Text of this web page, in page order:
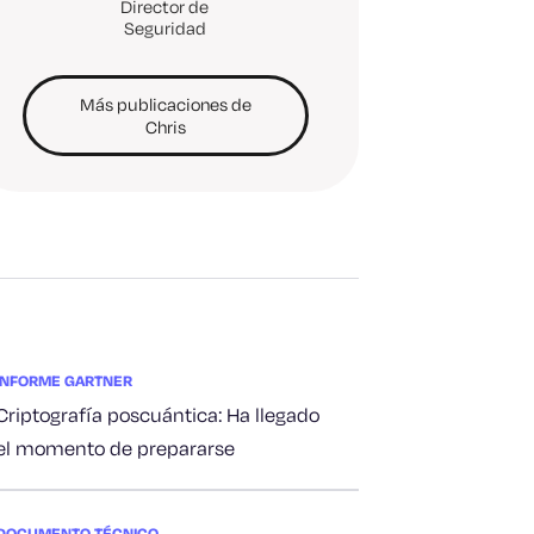
Director de
Seguridad
Más publicaciones de
Chris
GARTNER
poscuántica: Ha llegado
momento de prepararse